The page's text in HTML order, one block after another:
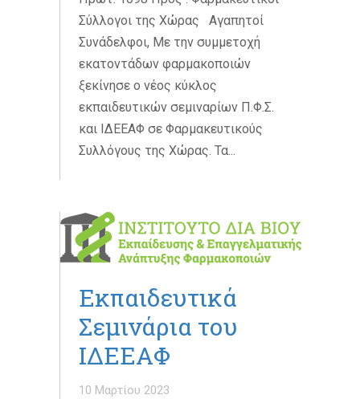
Σύλλογοι της Χώρας Αγαπητοί
Συνάδελφοι, Με την συμμετοχή
εκατοντάδων φαρμακοποιών
ξεκίνησε ο νέος κύκλος
εκπαιδευτικών σεμιναρίων Π.Φ.Σ.
και ΙΔΕΕΑΦ σε Φαρμακευτικούς
Συλλόγους της Χώρας. Τα...
Εκπαιδευτικά
Σεμινάρια του
ΙΔΕΕΑΦ
10 Μαρτίου 2023